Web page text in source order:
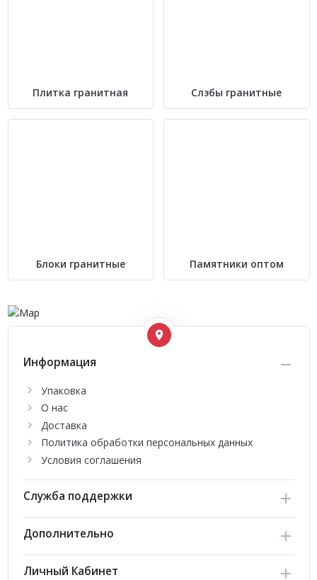
Плитка гранитная Слэбы гранитные
Блоки гранитные Памятники оптом
Информация
Упаковка
О нас
Доставка
Политика обработки персональных данных
Условия соглашения
Служба поддержки
Дополнительно
Личный Кабинет